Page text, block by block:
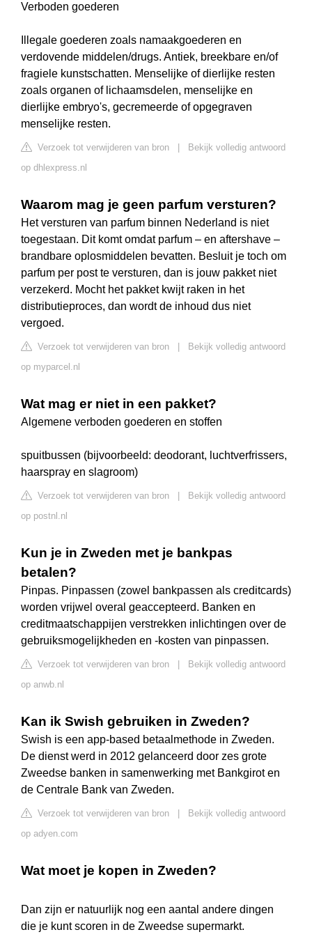
Verboden goederen
Illegale goederen zoals namaakgoederen en
verdovende middelen/drugs. Antiek, breekbare en/of
fragiele kunstschatten. Menselijke of dierlijke resten
zoals organen of lichaamsdelen, menselijke en
dierlijke embryo's, gecremeerde of opgegraven
menselijke resten.
Verzoek tot verwijderen van bron
Bekijk volledig antwoord
op dhlexpress.nl
Waarom mag je geen parfum versturen?
Het versturen van parfum binnen Nederland is niet
toegestaan. Dit komt omdat parfum – en aftershave –
brandbare oplosmiddelen bevatten. Besluit je toch om
parfum per post te versturen, dan is jouw pakket niet
verzekerd. Mocht het pakket kwijt raken in het
distributieproces, dan wordt de inhoud dus niet
vergoed.
Verzoek tot verwijderen van bron
Bekijk volledig antwoord
op myparcel.nl
Wat mag er niet in een pakket?
Algemene verboden goederen en stoffen
spuitbussen (bijvoorbeeld: deodorant, luchtverfrissers,
haarspray en slagroom)
Verzoek tot verwijderen van bron
Bekijk volledig antwoord
op postnl.nl
Kun je in Zweden met je bankpas
betalen?
Pinpas. Pinpassen (zowel bankpassen als creditcards)
worden vrijwel overal geaccepteerd. Banken en
creditmaatschappijen verstrekken inlichtingen over de
gebruiksmogelijkheden en -kosten van pinpassen.
Verzoek tot verwijderen van bron
Bekijk volledig antwoord
op anwb.nl
Kan ik Swish gebruiken in Zweden?
Swish is een app-based betaalmethode in Zweden.
De dienst werd in 2012 gelanceerd door zes grote
Zweedse banken in samenwerking met Bankgirot en
de Centrale Bank van Zweden.
Verzoek tot verwijderen van bron
Bekijk volledig antwoord
op adyen.com
Wat moet je kopen in Zweden?
Dan zijn er natuurlijk nog een aantal andere dingen
die je kunt scoren in de Zweedse supermarkt.